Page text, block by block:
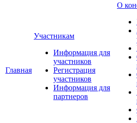
Главная
Участникам
Информация для
участников
Регистрация
участников
Информация для
партнеров
О